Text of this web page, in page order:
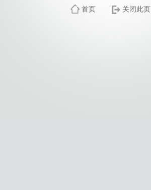
首页 关闭此页